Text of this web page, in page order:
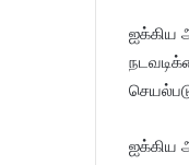
ஐக்கிய
ஐக்கிய